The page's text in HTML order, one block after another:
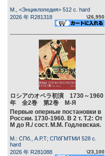
М., <Энциклопедия> 512 c. hard
2026 年 R281318
\26,950
ロシアのオペラ初演 1730～1960
年 全2巻 第2巻 М-Я
Первые оперные постановки в
России. 1730-1960. В 2 т. Т.2: От
М до Я./ сост. М.М. Годлевская.
М.: СПб., А.Р.Т; СПбГМТМИ 528 c.
hard
2026 年 R281088
\23,100